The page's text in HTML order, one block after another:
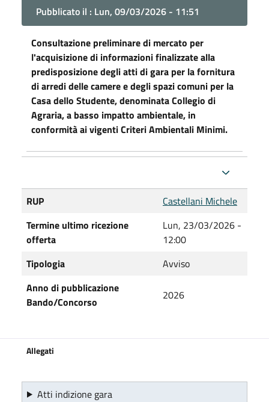
Pubblicato il : Lun, 09/03/2026 - 11:51
Consultazione preliminare di mercato per
l'acquisizione di informazioni finalizzate alla
predisposizione degli atti di gara per la fornitura
di arredi delle camere e degli spazi comuni per la
Casa dello Studente, denominata Collegio di
Agraria, a basso impatto ambientale, in
conformità ai vigenti Criteri Ambientali Minimi.
RUP
Castellani Michele
Termine ultimo ricezione
offerta
Lun, 23/03/2026 -
12:00
Tipologia
Avviso
Anno di pubblicazione
Bando/Concorso
2026
Allegati
Atti indizione gara